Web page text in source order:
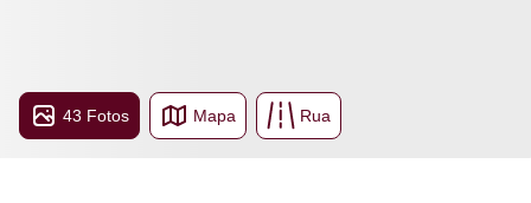
43 Fotos Mapa Rua